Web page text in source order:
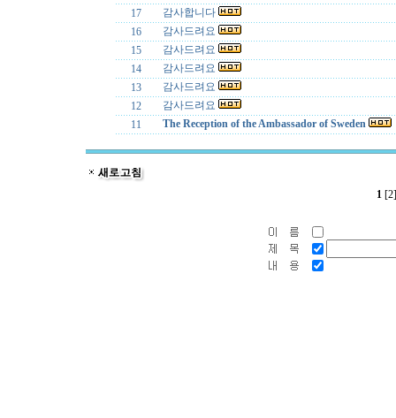
17
감사합니다
16
감사드려요
15
감사드려요
14
감사드려요
13
감사드려요
12
감사드려요
11
The Reception of the Ambassador of Sweden
1 [2]